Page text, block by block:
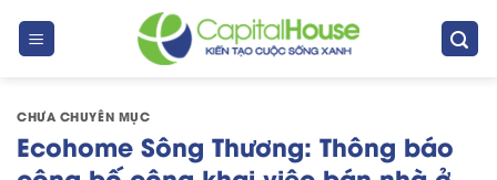
CHƯA CHUYÊN MỤC
Ecohome Sông Thương: Thông báo